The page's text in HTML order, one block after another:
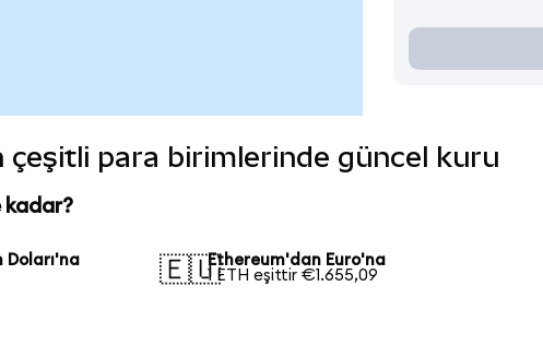
çeşitli para birimlerinde güncel kuru
kadar?
🇪🇺Ethereum'dan Euro'na
1 ETH eşittir €1.655,09